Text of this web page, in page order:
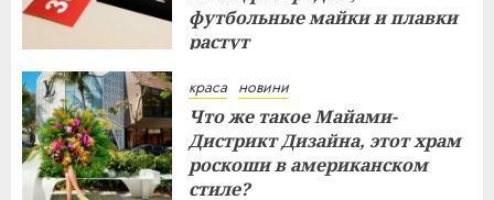
футбольные майки и плавки
растут
краса новини
Что же такое Майами-
Дистрикт Дизайна, этот храм
роскоши в американском
стиле?